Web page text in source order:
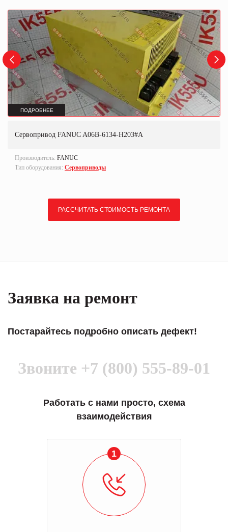
ПОДРОБНЕЕ
Сервопривод FANUC A06B-6134-H203#A
Производитель: FANUC
Тип оборудования: Сервоприводы
РАССЧИТАТЬ СТОИМОСТЬ РЕМОНТА
Заявка на ремонт
Постарайтесь подробно описать дефект!
Звоните +7 (800) 555-89-01
Работать с нами просто, схема
взаимодействия
1